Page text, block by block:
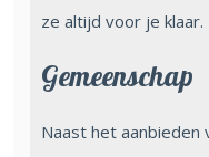
ze altijd voor je klaar.
Gemeenschap
Naast het aanbieden